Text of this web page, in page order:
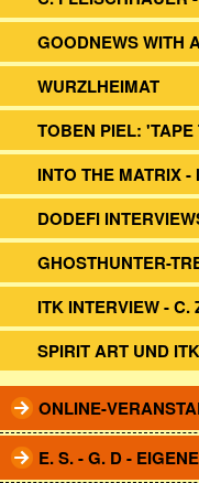
GOODNEWS WITH
WURZLHEIMAT
TOBEN PIEL: 'TAPE
INTO THE MATRIX -
DODEFI
GHOSTHUNTER-
ITK INTERVIEW - C.
SPIRIT ART UND
ONLINE-
E. S. - G. D -